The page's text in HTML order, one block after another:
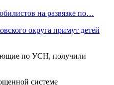
на развязке по…
округа примут детей
системе